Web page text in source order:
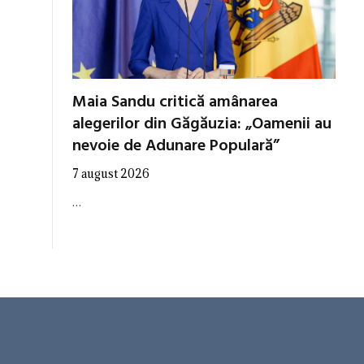
Maia Sandu critică amânarea
alegerilor din Găgăuzia: „Oamenii au
nevoie de Adunare Populară”
7 august 2026
…